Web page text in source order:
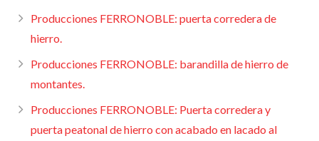
Producciones FERRONOBLE: puerta corredera de
hierro.
Producciones FERRONOBLE: barandilla de hierro de
montantes.
Producciones FERRONOBLE: Puerta corredera y
puerta peatonal de hierro con acabado en lacado al